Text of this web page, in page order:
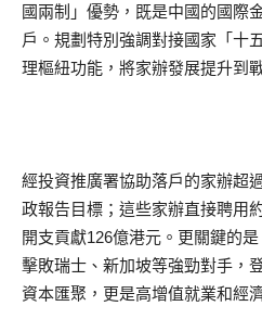
國兩制」優勢，既是中國的國際
戶。規劃特別強調對接國家「十
理樞紐功能，將家辦發展提升到
經投資推廣署協助落戶的家辦超
政報告目標；這些家辦直接聘用
開支貢獻126億港元。更關鍵的
擊敗瑞士、新加坡等強勁對手，
資本匯聚，更是高增值就業和經